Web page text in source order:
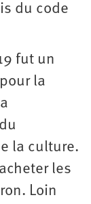
du code
fut un
la
la culture.
les
Loin